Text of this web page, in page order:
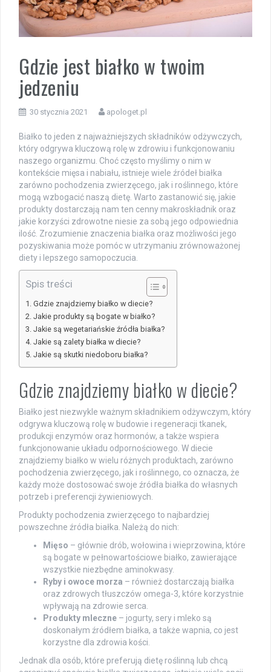
Gdzie jest białko w twoim
jedzeniu
30 stycznia 2021 apologet.pl
Białko to jeden z najważniejszych składników odżywczych,
który odgrywa kluczową rolę w zdrowiu i funkcjonowaniu
naszego organizmu. Choć często myślimy o nim w
kontekście mięsa i nabiału, istnieje wiele źródeł białka
zarówno pochodzenia zwierzęcego, jak i roślinnego, które
mogą wzbogacić naszą dietę. Warto zastanowić się, jakie
produkty dostarczają nam ten cenny makroskładnik oraz
jakie korzyści zdrowotne niesie za sobą jego odpowiednia
ilość. Zrozumienie znaczenia białka oraz możliwości jego
pozyskiwania może pomóc w utrzymaniu zrównoważonej
diety i lepszego samopoczucia.
Spis treści
Gdzie znajdziemy białko w diecie?
Jakie produkty są bogate w białko?
Jakie są wegetariańskie źródła białka?
Jakie są zalety białka w diecie?
Jakie są skutki niedoboru białka?
Gdzie znajdziemy białko w diecie?
Białko jest niezwykle ważnym składnikiem odżywczym, który
odgrywa kluczową rolę w budowie i regeneracji tkanek,
produkcji enzymów oraz hormonów, a także wspiera
funkcjonowanie układu odpornościowego. W diecie
znajdziemy białko w wielu różnych produktach, zarówno
pochodzenia zwierzęcego, jak i roślinnego, co oznacza, że
każdy może dostosować swoje źródła białka do własnych
potrzeb i preferencji żywieniowych.
Produkty pochodzenia zwierzęcego to najbardziej
powszechne źródła białka. Należą do nich:
Mięso – głównie drób, wołowina i wieprzowina, które
są bogate w pełnowartościowe białko, zawierające
wszystkie niezbędne aminokwasy.
Ryby i owoce morza – również dostarczają białka
oraz zdrowych tłuszczów omega-3, które korzystnie
wpływają na zdrowie serca.
Produkty mleczne – jogurty, sery i mleko są
doskonałym źródłem białka, a także wapnia, co jest
korzystne dla zdrowia kości.
Jednak dla osób, które preferują dietę roślinną lub chcą